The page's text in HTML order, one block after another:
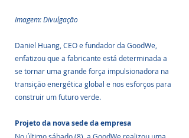
Imagem: Divulgação
Daniel Huang, CEO e fundador da GoodWe,
enfatizou que a fabricante está determinada a
se tornar uma grande força impulsionadora na
transição energética global e nos esforços para
construir um futuro verde.
Projeto da nova sede da empresa